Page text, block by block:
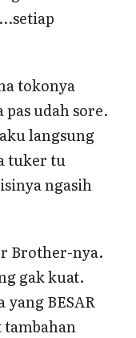
tokonya
udah sore.
langsung
tuker tu
ngasih
Brother-nya.
gak kuat.
BESAR
tambahan